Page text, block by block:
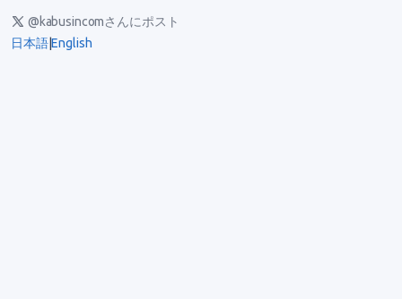
@kabusincomさんにポスト
日本語|English